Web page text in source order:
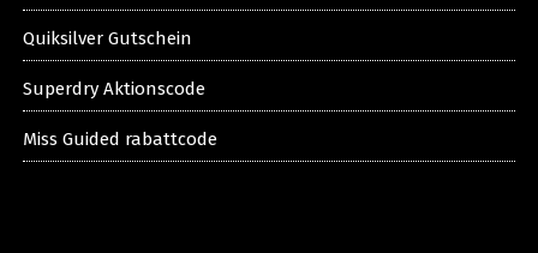
Quiksilver Gutschein
Superdry Aktionscode
Miss Guided rabattcode